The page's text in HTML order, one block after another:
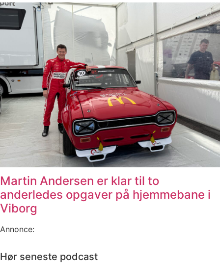
Martin Andersen er klar til to
anderledes opgaver på hjemmebane i
Viborg
Annonce:
Hør seneste podcast